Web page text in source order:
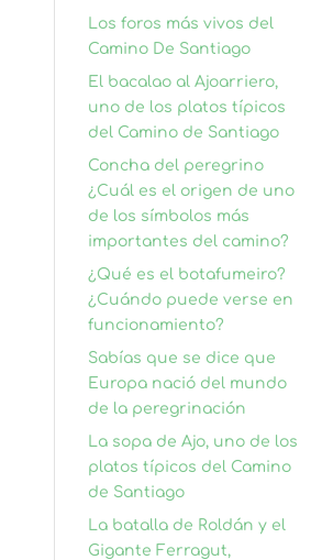
Los foros más vivos del
Camino De Santiago
El bacalao al Ajoarriero,
uno de los platos típicos
del Camino de Santiago
Concha del peregrino
¿Cuál es el origen de uno
de los símbolos más
importantes del camino?
¿Qué es el botafumeiro?
¿Cuándo puede verse en
funcionamiento?
Sabías que se dice que
Europa nació del mundo
de la peregrinación
La sopa de Ajo, uno de los
platos típicos del Camino
de Santiago
La batalla de Roldán y el
Gigante Ferragut,